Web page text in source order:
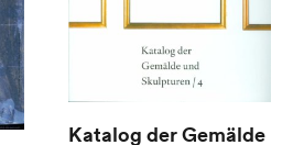
Katalog der Gemälde